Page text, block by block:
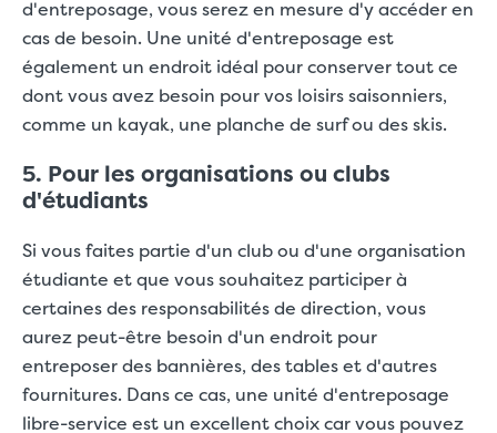
d'entreposage, vous serez en mesure d'y accéder en
cas de besoin. Une unité d'entreposage est
également un endroit idéal pour conserver tout ce
dont vous avez besoin pour vos loisirs saisonniers,
comme un kayak, une planche de surf ou des skis.
5. Pour les organisations ou clubs
d'étudiants
Si vous faites partie d'un club ou d'une organisation
étudiante et que vous souhaitez participer à
certaines des responsabilités de direction, vous
aurez peut-être besoin d'un endroit pour
entreposer des bannières, des tables et d'autres
fournitures. Dans ce cas, une unité d'entreposage
libre-service est un excellent choix car vous pouvez